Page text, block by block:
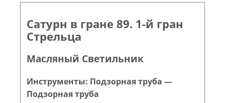
Сатурн в гране 89. 1-й гран
Стрельца
Масляный Светильник
Инструменты: Подзорная труба —
Подзорная труба